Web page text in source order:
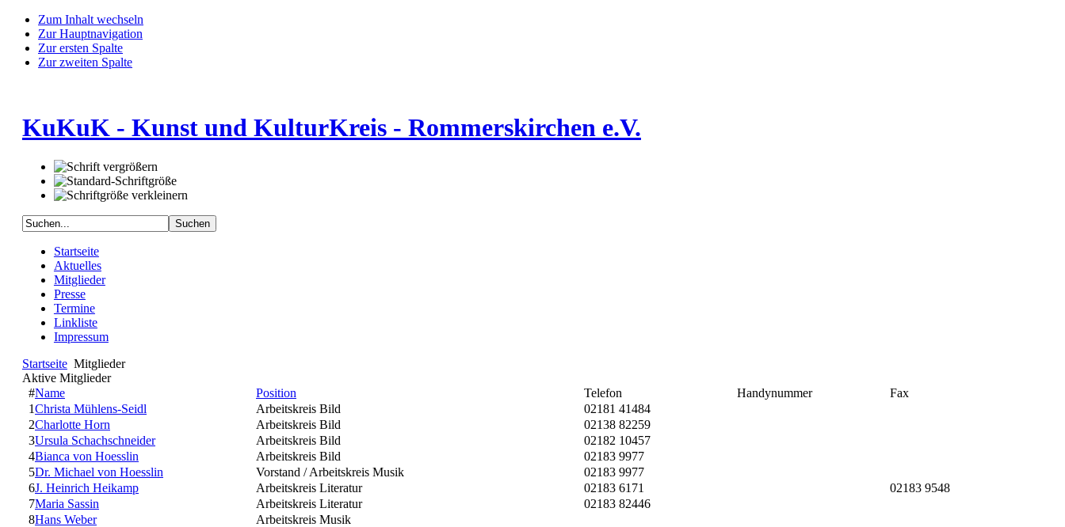
Zum Inhalt wechseln
Zur Hauptnavigation
Zur ersten Spalte
Zur zweiten Spalte
KuKuK - Kunst und KulturKreis - Rommerskirchen e.V.
Startseite
Aktuelles
Mitglieder
Presse
Termine
Linkliste
Impressum
Startseite Mitglieder
Aktive Mitglieder
#Name Position Telefon Handynummer
Fax
1Christa Mühlens-Seidl Arbeitskreis Bild
02181 41484
2Charlotte Horn Arbeitskreis Bild
02138 82259
3Ursula Schachschneider Arbeitskreis Bild
02182 10457
4Bianca von Hoesslin Arbeitskreis Bild
02183 9977
5Dr. Michael von Hoesslin Vorstand / Arbeitskreis Musik
02183 9977
6J. Heinrich Heikamp Arbeitskreis Literatur 02183 6171
02183 9548
7Maria Sassin Arbeitskreis Literatur
02183 82446
8Hans Weber
Arbeitskreis Musik